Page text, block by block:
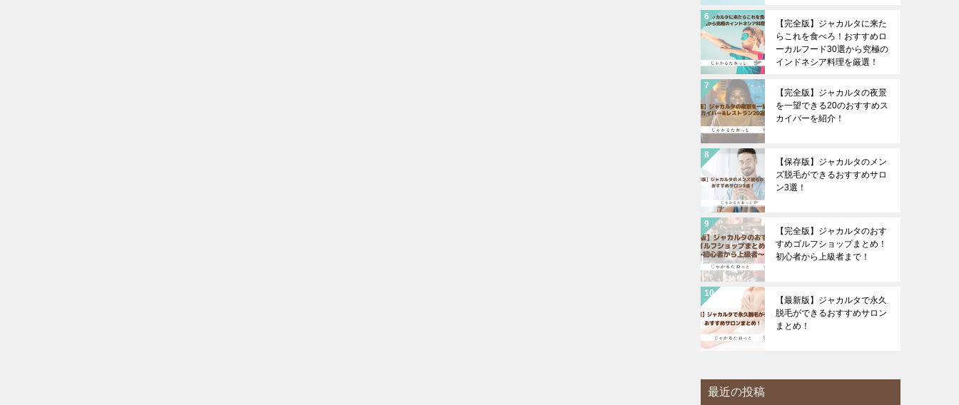
【完全版】ジャカルタに来た
らこれを食べろ！おすすめロ
ーカルフード30選から究極の
インドネシア料理を厳選！
【完全版】ジャカルタの夜景
を一望できる20のおすすめス
カイバーを紹介！
【保存版】ジャカルタのメン
ズ脱毛ができるおすすめサロ
ン3選！
【完全版】ジャカルタのおす
すめゴルフショップまとめ！
初心者から上級者まで！
【最新版】ジャカルタで永久
脱毛ができるおすすめサロン
まとめ！
最近の投稿